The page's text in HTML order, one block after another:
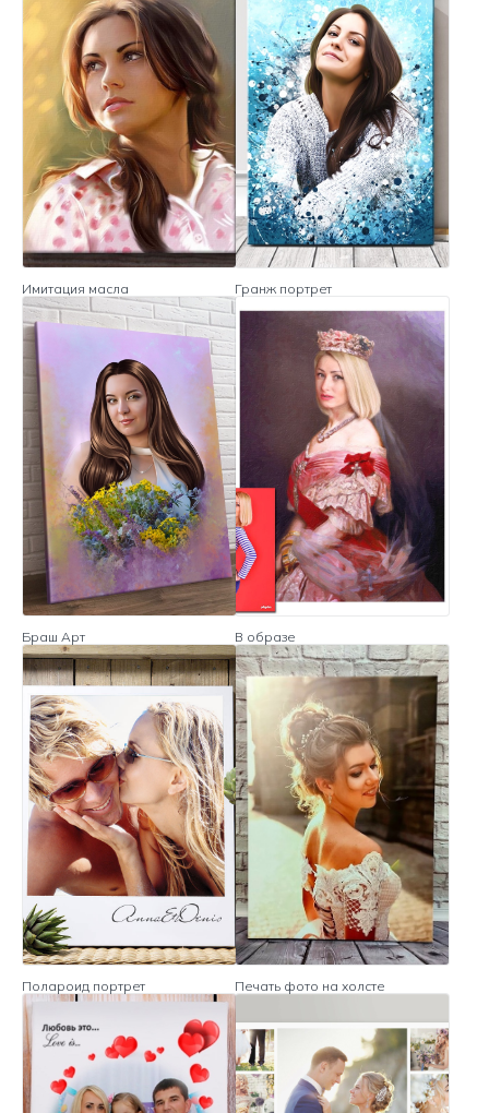
Имитация масла Гранж портрет
Браш Арт В образе
Полароид портрет Печать фото на холсте